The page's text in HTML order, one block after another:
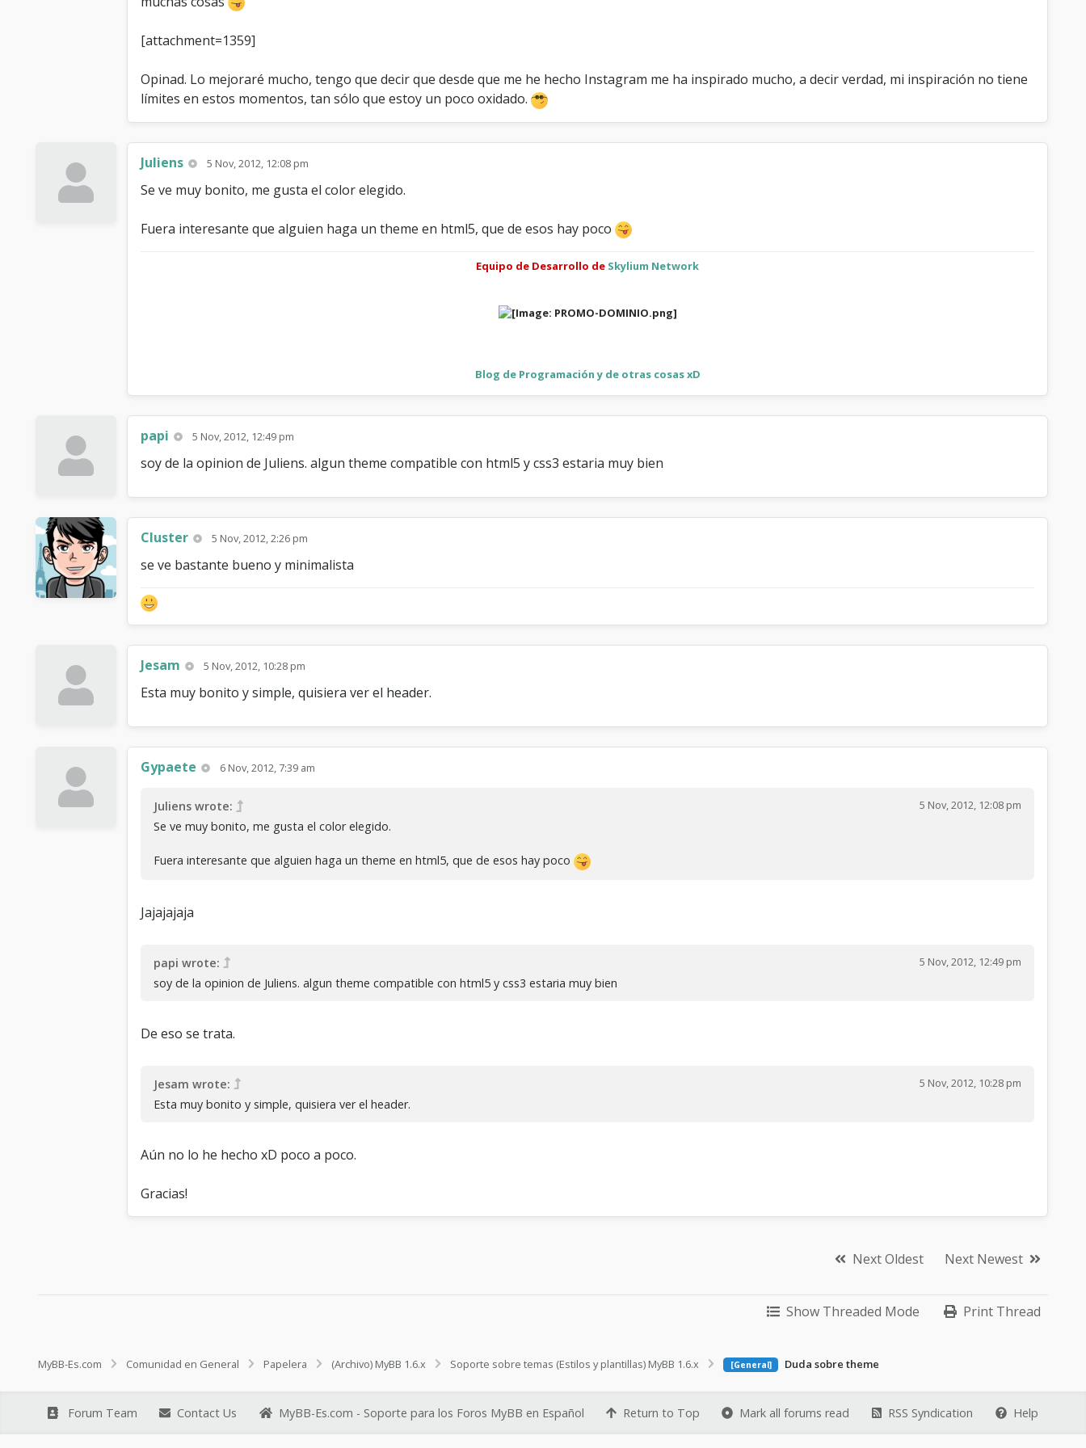
[attachment=1359]
Opinad. Lo mejoraré mucho, tengo que decir que desde que me he hecho Instagram me ha inspirado mucho, a decir verdad, mi inspiración no tiene
límites en estos momentos, tan sólo que estoy un poco oxidado.
Juliens 5 Nov, 2012, 12:08 pm
Se ve muy bonito, me gusta el color elegido.
Fuera interesante que alguien haga un theme en html5, que de esos hay poco
Equipo de Desarrollo de Skylium Network
Blog de Programación y de otras cosas xD
papi 5 Nov, 2012, 12:49 pm
soy de la opinion de Juliens. algun theme compatible con html5 y css3 estaria muy bien
Cluster 5 Nov, 2012, 2:26 pm
se ve bastante bueno y minimalista
Jesam 5 Nov, 2012, 10:28 pm
Esta muy bonito y simple, quisiera ver el header.
Gypaete 6 Nov, 2012, 7:39 am
5 Nov, 2012, 12:08 pm
Juliens wrote:
Se ve muy bonito, me gusta el color elegido.
Fuera interesante que alguien haga un theme en html5, que de esos hay poco
Jajajajaja
5 Nov, 2012, 12:49 pm
papi wrote:
soy de la opinion de Juliens. algun theme compatible con html5 y css3 estaria muy bien
De eso se trata.
5 Nov, 2012, 10:28 pm
Jesam wrote:
Esta muy bonito y simple, quisiera ver el header.
Aún no lo he hecho xD poco a poco.
Gracias!
Next Oldest Next Newest
Show Threaded Mode Print Thread
MyBB-Es.com Comunidad en General Papelera (Archivo) MyBB 1.6.x Soporte sobre temas (Estilos y plantillas) MyBB 1.6.x [General] Duda sobre theme
Forum Team Contact Us MyBB-Es.com - Soporte para los Foros MyBB en Español Return to Top Mark all forums read RSS Syndication Help